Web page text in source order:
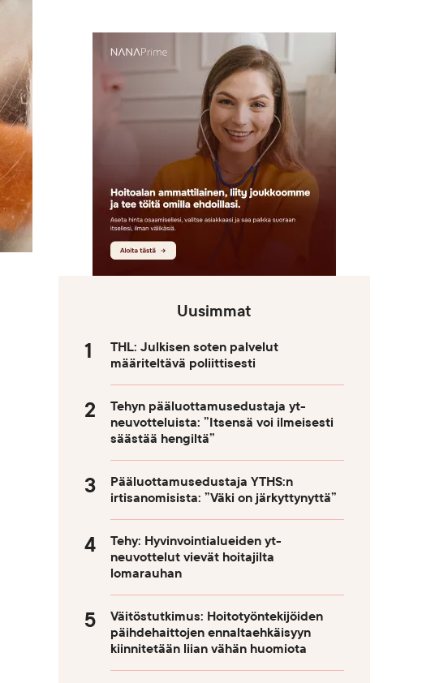
Uusimmat
THL: Julkisen soten palvelut
määriteltävä poliittisesti
Tehyn pääluottamusedustaja yt-
neuvotteluista: ”Itsensä voi ilmeisesti
säästää hengiltä”
Pääluottamusedustaja YTHS:n
irtisanomisista: ”Väki on järkyttynyttä”
Tehy: Hyvinvointialueiden yt-
neuvottelut vievät hoitajilta
lomarauhan
Väitöstutkimus: Hoitotyöntekijöiden
päihdehaittojen ennaltaehkäisyyn
kiinnitetään liian vähän huomiota